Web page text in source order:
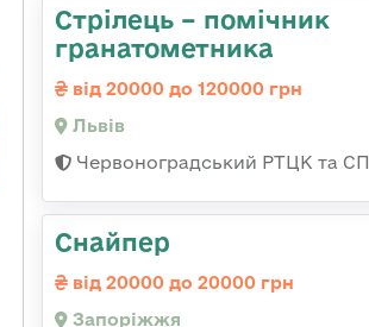
Стрілець – помічник
гранатометника
від 20000 до 120000 грн
Львів
Червоноградський РТЦК та СП
Снайпер
від 20000 до 20000 грн
Запоріжжя